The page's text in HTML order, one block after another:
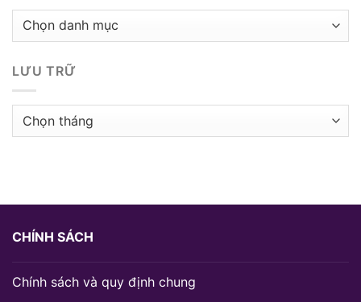
Danh
LƯU TRỮ
Lưu
CHÍNH SÁCH
Chính sách và quy định chung